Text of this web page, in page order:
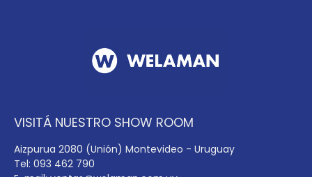
VISITÁ NUESTRO SHOW ROOM
Aizpurua 2080 (Unión) Montevideo - Uruguay
Tel: 093 462 790